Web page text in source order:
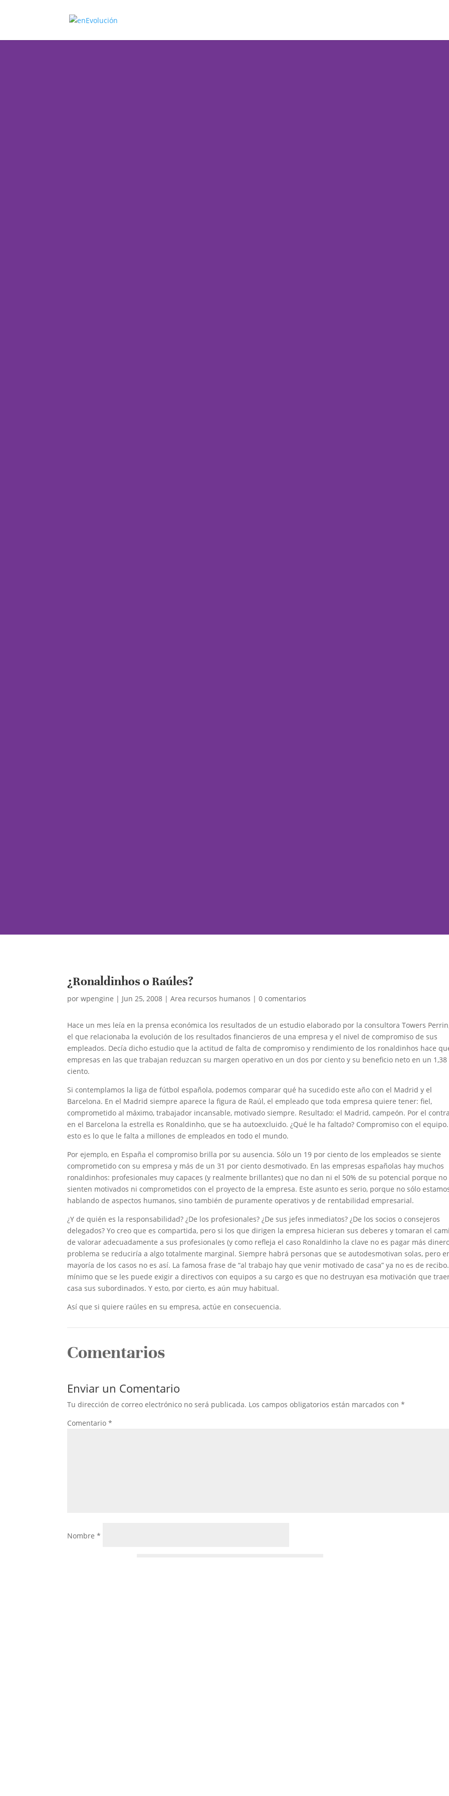
¿Ronaldinhos o Raúles?
porwpengine | Jun 25, 2008 |Area recursos humanos |0 comentarios
Hace un mes leía en la prensa económica los resultados de un estudio elaborado por la consultora Towers
el que relacionaba la evolución de los resultados financieros de una empresa y el nivel de compromiso de sus
empleados. Decía dicho estudio que la actitud de falta de compromiso y rendimiento de los ronaldinhos hace
empresas en las que trabajan reduzcan su margen operativo en un dos por ciento y su beneficio neto en un
ciento.
Si contemplamos la liga de fútbol española, podemos comparar qué ha sucedido este año con el Madrid y el
Barcelona. En el Madrid siempre aparece la figura de Raúl, el empleado que toda empresa quiere tener: fiel,
comprometido al máximo, trabajador incansable, motivado siempre. Resultado: el Madrid, campeón. Por el
en el Barcelona la estrella es Ronaldinho, que se ha autoexcluido. ¿Qué le ha faltado? Compromiso con el
esto es lo que le falta a millones de empleados en todo el mundo.
Por ejemplo, en España el compromiso brilla por su ausencia. Sólo un 19 por ciento de los empleados se siente
comprometido con su empresa y más de un 31 por ciento desmotivado. En las empresas españolas hay muchos
ronaldinhos: profesionales muy capaces (y realmente brillantes) que no dan ni el 50% de su potencial porque no
sienten motivados ni comprometidos con el proyecto de la empresa. Este asunto es serio, porque no sólo
hablando de aspectos humanos, sino también de puramente operativos y de rentabilidad empresarial.
¿Y de quién es la responsabilidad? ¿De los profesionales? ¿De sus jefes inmediatos? ¿De los socios o consejeros
delegados? Yo creo que es compartida, pero si los que dirigen la empresa hicieran sus deberes y tomaran el
de valorar adecuadamente a sus profesionales (y como refleja el caso Ronaldinho la clave no es pagar más
problema se reduciría a algo totalmente marginal. Siempre habrá personas que se autodesmotivan solas, pero
mayoría de los casos no es así. La famosa frase de “al trabajo hay que venir motivado de casa” ya no es de
mínimo que se les puede exigir a directivos con equipos a su cargo es que no destruyan esa motivación que
casa sus subordinados. Y esto, por cierto, es aún muy habitual.
Así que si quiere raúles en su empresa, actúe en consecuencia.
Comentarios
Enviar un Comentario
Tu dirección de correo electrónico no será publicada. Los campos obligatorios están marcados con*
Comentario*
Nombre*